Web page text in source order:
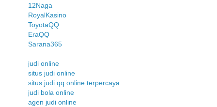
12Naga
RoyalKasino
ToyotaQQ
EraQQ
Sarana365
judi online
situs judi online
situs judi qq online terpercaya
judi bola online
agen judi online